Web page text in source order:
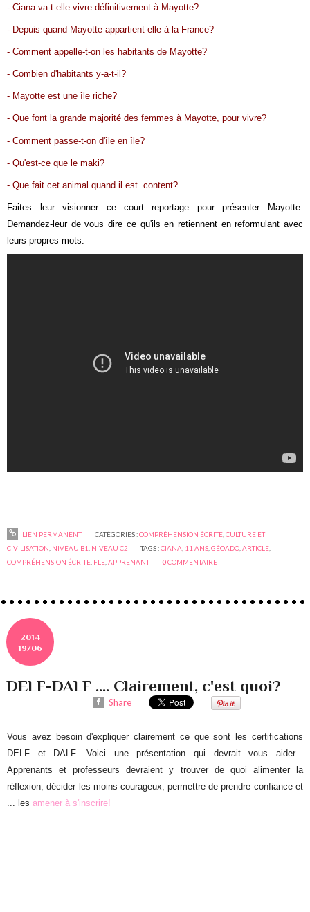
- Ciana va-t-elle vivre définitivement à Mayotte?
- Depuis quand Mayotte appartient-elle à la France?
- Comment appelle-t-on les habitants de Mayotte?
- Combien d'habitants y-a-t-il?
- Mayotte est une île riche?
- Que font la grande majorité des femmes à Mayotte, pour vivre?
- Comment passe-t-on d'île en île?
- Qu'est-ce que le maki?
- Que fait cet animal quand il est content?
Faites leur visionner ce court reportage pour présenter Mayotte.
Demandez-leur de vous dire ce qu'ils en retiennent en reformulant avec
leurs propres mots.
LIEN PERMANENT CATÉGORIES :COMPRÉHENSION ÉCRITE, CULTURE ET
CIVILISATION NIVEAU B1 NIVEAU C2 TAGS :CIANA 11 ANS ,GÉOADO ,ARTICLE
COMPRÉHENSION ÉCRITE FLE ,APPRENANT 0COMMENTAIRE
2014
19/06
DELF-DALF .... Clairement, c'est quoi?
Share
Vous avez besoin d'expliquer clairement ce que sont les certifications
DELF et DALF. Voici une présentation qui devrait vous aider...
Apprenants et professeurs devraient y trouver de quoi alimenter la
réflexion, décider les moins courageux, permettre de prendre confiance et
... lesamener à s'inscrire!